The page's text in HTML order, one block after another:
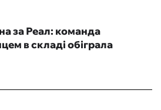
за Реал: команда
в складі обіграла